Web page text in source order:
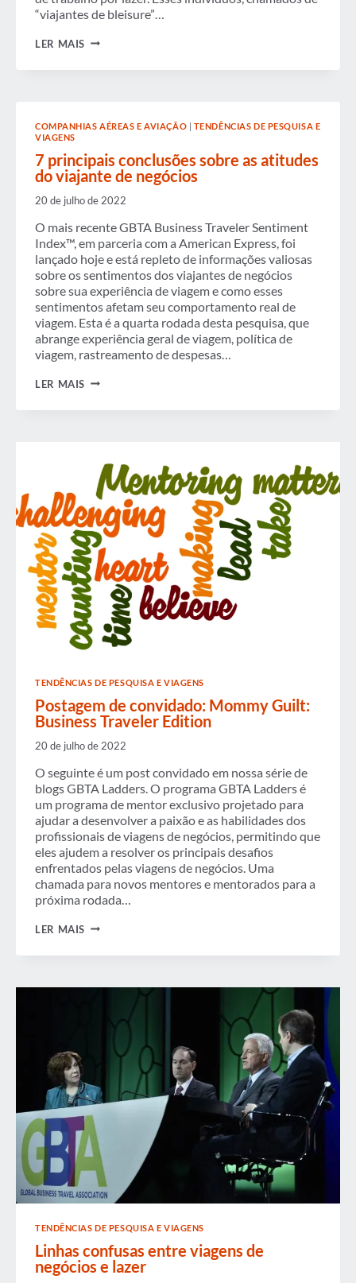
“viajantes de bleisure”…
LER MAIS SENTE-
UM
RÁPIDO
PARA
VIAJANTES
BLEISURE
COMPANHIAS AÉREAS E AVIAÇÃO | TENDÊNCIAS DE PESQUISA E
VIAGENS
7 principais conclusões sobre as atitudes
do viajante de negócios
20 de julho de 2022
O mais recente GBTA Business Traveler Sentiment
Index™, em parceria com a American Express, foi
lançado hoje e está repleto de informações valiosas
sobre os sentimentos dos viajantes de negócios
sobre sua experiência de viagem e como esses
sentimentos afetam seu comportamento real de
viagem. Esta é a quarta rodada desta pesquisa, que
abrange experiência geral de viagem, política de
viagem, rastreamento de despesas…
LER MAIS 7
VIAJANTE
DE
NEGÓCIOS
TENDÊNCIAS DE PESQUISA E VIAGENS
Postagem de convidado: Mommy Guilt:
Business Traveler Edition
20 de julho de 2022
O seguinte é um post convidado em nossa série de
blogs GBTA Ladders. O programa GBTA Ladders é
um programa de mentor exclusivo projetado para
ajudar a desenvolver a paixão e as habilidades dos
profissionais de viagens de negócios, permitindo que
eles ajudem a resolver os principais desafios
enfrentados pelas viagens de negócios. Uma
chamada para novos mentores e mentorados para a
próxima rodada…
LER MAIS POSTAGEM
BUSINESS
TENDÊNCIAS DE PESQUISA E VIAGENS
Linhas confusas entre viagens de
negócios e lazer